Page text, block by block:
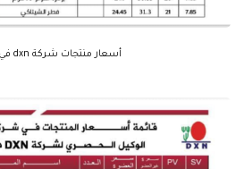
أسعار منتجات شركة dxn في العراق